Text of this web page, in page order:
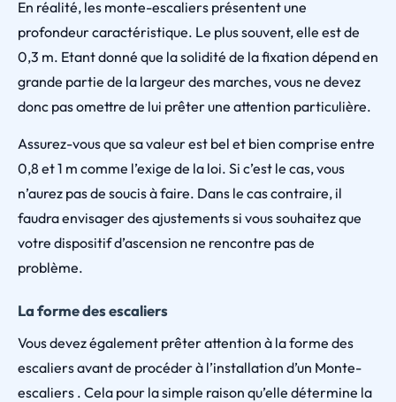
En réalité, les monte-escaliers présentent une
profondeur caractéristique. Le plus souvent, elle est de
0,3 m. Etant donné que la solidité de la fixation dépend en
grande partie de la largeur des marches, vous ne devez
donc pas omettre de lui prêter une attention particulière.
Assurez-vous que sa valeur est bel et bien comprise entre
0,8 et 1 m comme l’exige de la loi. Si c’est le cas, vous
n’aurez pas de soucis à faire. Dans le cas contraire, il
faudra envisager des ajustements si vous souhaitez que
votre dispositif d’ascension ne rencontre pas de
problème.
La forme des escaliers
Vous devez également prêter attention à la forme des
escaliers avant de procéder à l’installation d’un Monte-
escaliers . Cela pour la simple raison qu’elle détermine la